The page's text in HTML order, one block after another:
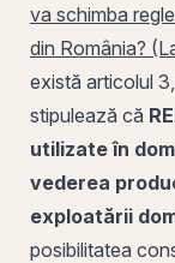
va schimba
din România?
există articolul
stipulează că
utilizate în
vederea
exploatării
posibilitatea